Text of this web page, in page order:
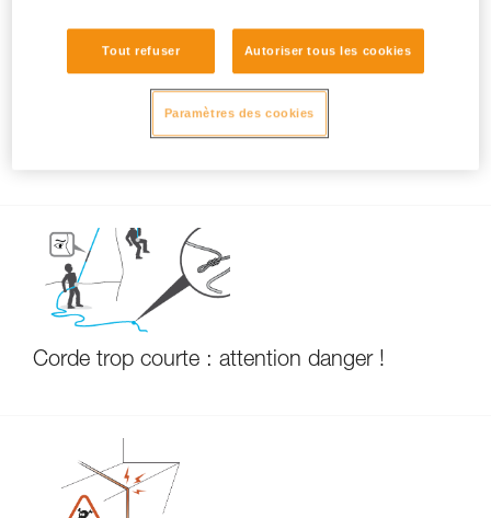
Longueur de ma corde neuve et milieu de
Corde trop courte : attention danger !
Tout refuser Autoriser tous les cookies
Paramètres des cookies